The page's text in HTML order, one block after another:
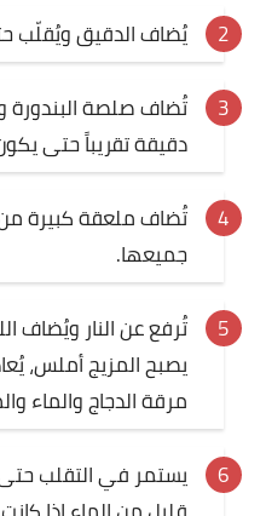
يُضاف الدقيق ويُقلّب
تُضاف صلصة البندورة
دقيقة تقريباً حتى
تُضاف ملعقة كبيرة من
جميعها.
تُرفع عن النار ويُضاف
يصبح المزيج أملس،
مرقة الدجاج والماء
يستمر في التقلب